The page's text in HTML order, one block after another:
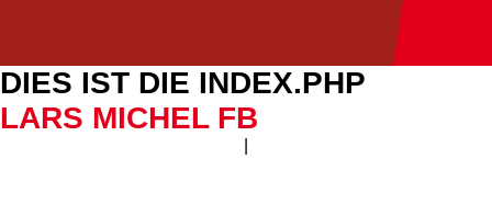
DIES IST DIE INDEX.PHP
LARS MICHEL FB